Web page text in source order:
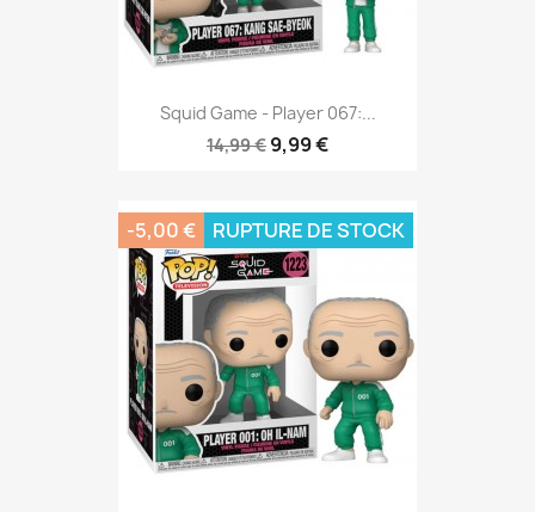
Squid Game - Player 067:...
14,99 € 9,99 €
-5,00 € RUPTURE DE STOCK